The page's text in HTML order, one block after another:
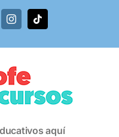
InstagramTiktok
aquí